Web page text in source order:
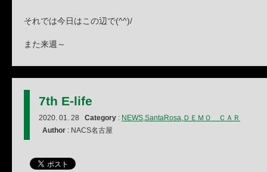
それでは今日はこの辺で(^^)/
また来週～
7th E-life
2020. 01. 28 Category : NEWS,SantaRosa,ＤＥＭＯ ＣＡＲ
Author : NACS名古屋